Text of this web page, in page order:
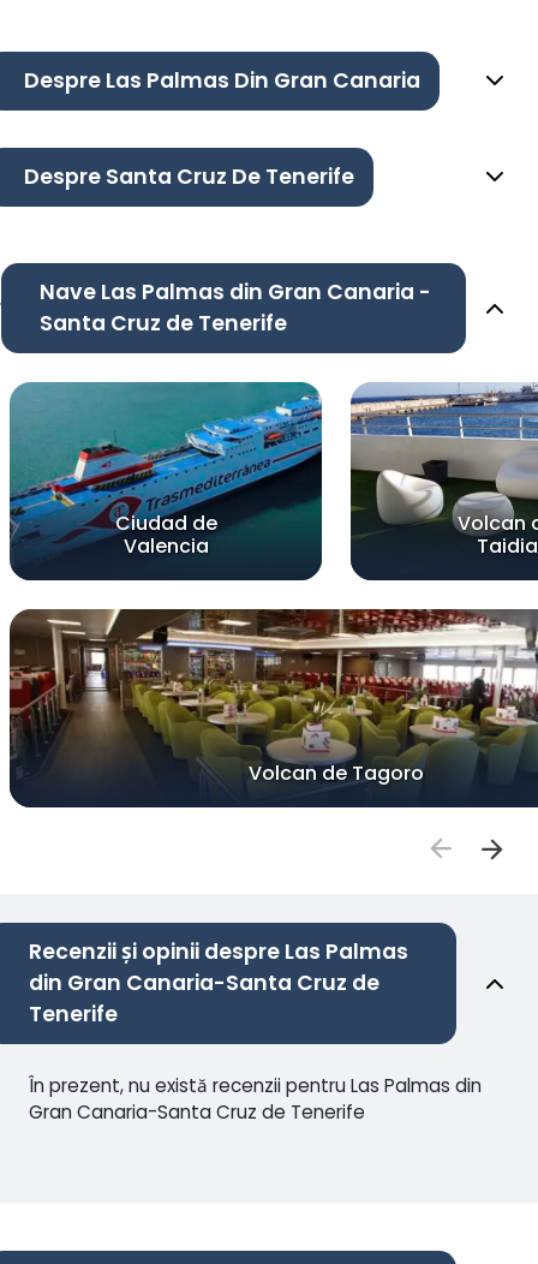
Despre Las Palmas Din Gran Canaria
Despre Santa Cruz De Tenerife
Nave Las Palmas din Gran Canaria -
Santa Cruz de Tenerife
Ciudad de
Valencia
Volcan
Taidia
Volcan de Tagoro
Recenzii și opinii despre Las Palmas
din Gran Canaria-Santa Cruz de
Tenerife
În prezent, nu există recenzii pentru Las Palmas din
Gran Canaria-Santa Cruz de Tenerife